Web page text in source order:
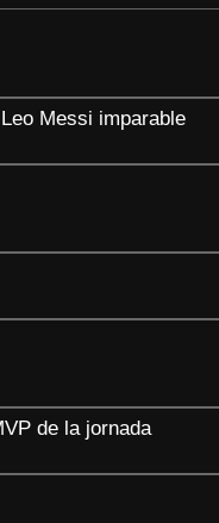
Messi imparable
de la jornada